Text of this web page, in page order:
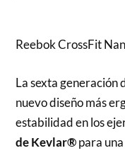
Reebok CrossFit
La sexta generación
nuevo diseño más
estabilidad en los
de Kevlar®para